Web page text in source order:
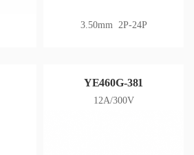
3.50mm 2P-24P
YE460G-381
12A/300V